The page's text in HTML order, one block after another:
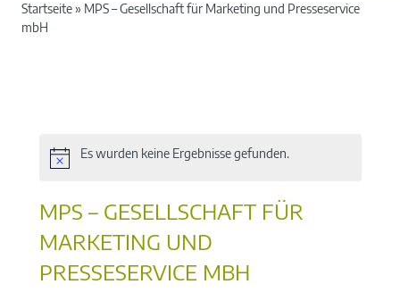
Startseite» MPS – Gesellschaft für Marketing und Presseservice
mbH
Es wurden keine Ergebnisse gefunden.
MPS – GESELLSCHAFT FÜR
MARKETING UND
PRESSESERVICE MBH